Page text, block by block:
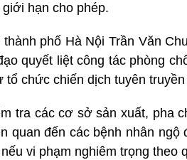
hạn cho phép.
phố Hà Nội Trần Văn
quyết liệt công tác phòng
tổ chức chiến dịch tuyên
tra các cơ sở sản xuất, pha
quan đến các bệnh nhân
vi phạm nghiêm trọng theo